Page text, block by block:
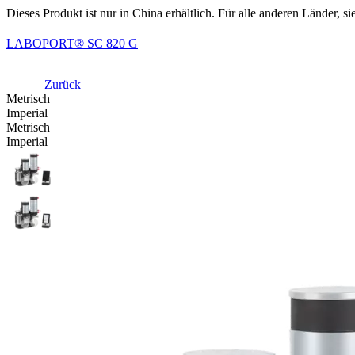
Dieses Produkt ist nur in China erhältlich. Für alle anderen Länder,
LABOPORT® SC 820 G
Zurück
Metrisch
Imperial
Metrisch
Imperial